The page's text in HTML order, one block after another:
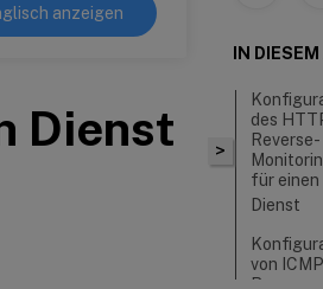
anzeigen
Dienst
>
IN
des
Reverse-
für einen
Dienst
von ICMP
Reverse